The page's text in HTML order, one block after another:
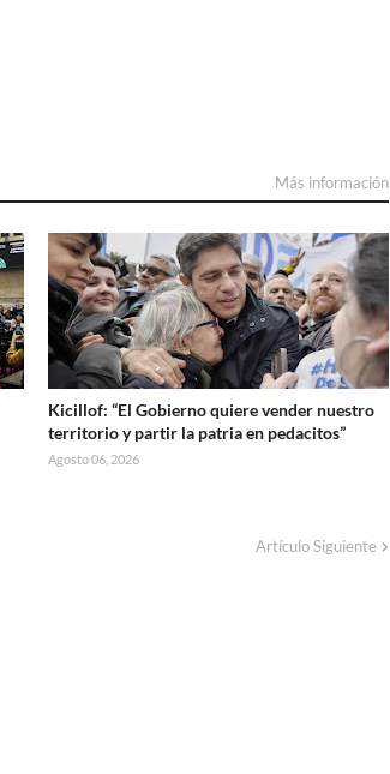
Más información
Kicillof: “El Gobierno quiere vender nuestro
territorio y partir la patria en pedacitos”
Agosto 06, 2026
Artículo Siguiente